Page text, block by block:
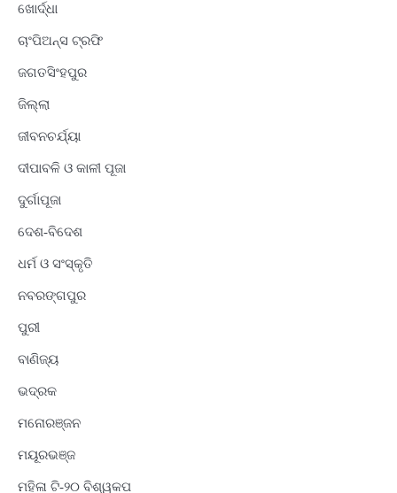
ଖୋର୍ଦ୍ଧା
ଚାଂପିଅନ୍ସ ଟ୍ରଫି
ଜଗତସିଂହପୁର
ଜିଲ୍ଲା
ଜୀବନଚର୍ଯ୍ୟା
ଦୀପାବଳି ଓ କାଳୀ ପୂଜା
ଦୁର୍ଗାପୂଜା
ଦେଶ-ବିଦେଶ
ଧର୍ମ ଓ ସଂସ୍କୃତି
ନବରଙ୍ଗପୁର
ପୁରୀ
ବାଣିଜ୍ୟ
ଭଦ୍ରକ
ମନୋରଞ୍ଜନ
ମୟୂରଭଞ୍ଜ
ମହିଳା ଟି-୨୦ ବିଶ୍ୱକପ